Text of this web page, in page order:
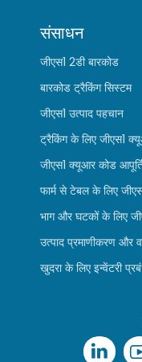
संसाधन
जीएस1 2डी बारकोड
बारकोड ट्रैकिंग सिस्टम
जीएस1 उत्पाद पहचान
ट्रैकिंग के लिए जीएस1
जीएस1 क्यूआर कोड
फार्म से टेबल के लिए
भाग और घटकों के लिए
उत्पाद प्रमाणीकरण और
खुदरा के लिए इन्वेंटरी